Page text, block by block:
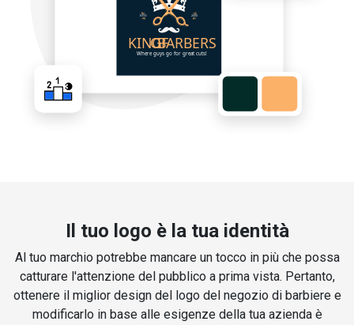
Il tuo logo è la tua identità
Al tuo marchio potrebbe mancare un tocco in più che possa
catturare l'attenzione del pubblico a prima vista. Pertanto,
ottenere il miglior design del logo del negozio di barbiere e
modificarlo in base alle esigenze della tua azienda è